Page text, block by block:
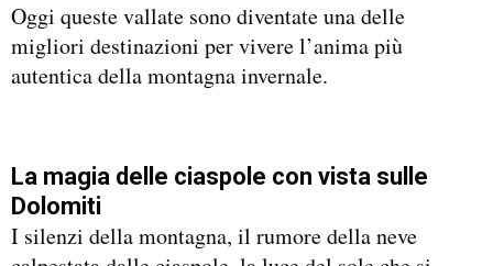
Oggi queste vallate sono diventate una delle
migliori destinazioni per vivere l’anima più
autentica della montagna invernale.
La magia delle ciaspole con vista sulle
Dolomiti
I silenzi della montagna, il rumore della neve